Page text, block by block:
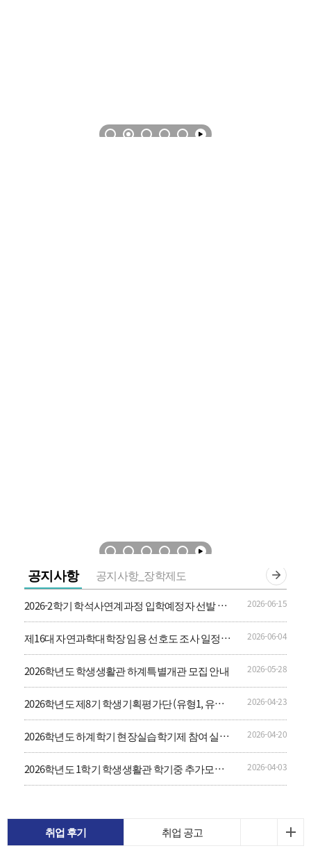
공지사항 공지사항_장학제도
2026-2학기 학석사연계과정 입학예정자 선발 안
내
2026-06-15
제16대 자연과학대학장 임용 선호도 조사 일정
공고
2026-06-04
2026학년도 학생생활관 하계특별개관 모집 안내 2026-05-28
2026학년도 제8기 학생기획평가단 (유형1, 유형
2) 모집 안내
2026-04-23
2026학년도 하계학기 현장실습학기제 참여 실습
생 모집 안내
2026-04-20
2026학년도 1학기 학생생활관 학기중 추가모집
(2차) 안내
2026-04-03
취업 후기
취업 공고